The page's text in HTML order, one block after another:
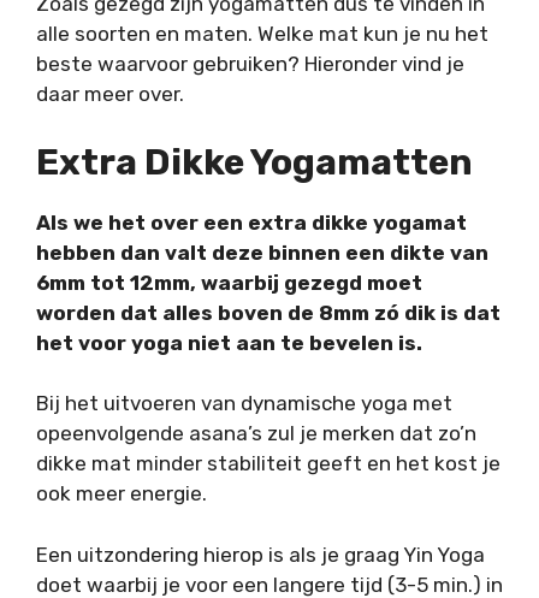
alle soorten en maten. Welke mat kun je nu het
beste waarvoor gebruiken? Hieronder vind je
daar meer over.
Extra Dikke Yogamatten
Als we het over een extra dikke yogamat
hebben dan valt deze binnen een dikte van
6mm tot 12mm, waarbij gezegd moet
worden dat alles boven de 8mm zó dik is dat
het voor yoga niet aan te bevelen is.
Bij het uitvoeren van dynamische yoga met
opeenvolgende asana’s zul je merken dat zo’n
dikke mat minder stabiliteit geeft en het kost je
ook meer energie.
Een uitzondering hierop is als je graag Yin Yoga
doet waarbij je voor een langere tijd (3-5 min.) in